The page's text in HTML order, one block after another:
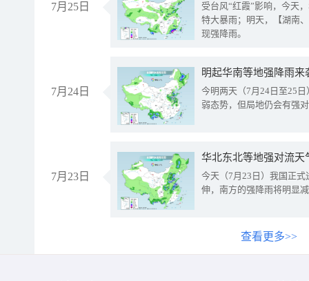
7月25日
受台风“红霞”影响，今天
特大暴雨；明天，【湖南
现强降雨。
7月24日
明起华南等地强降雨
今明两天（7月24日至25
弱态势，但局地仍会有强
7月23日
华北东北等地强对流天
今天（7月23日）我国正
伸，南方的强降雨将明显
查看更多>>